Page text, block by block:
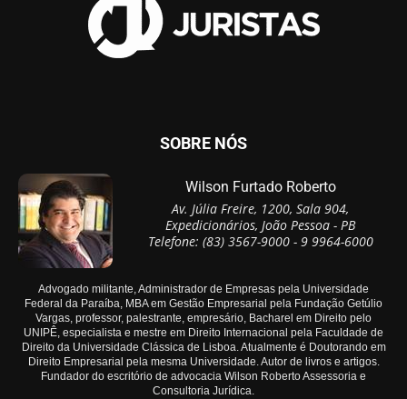
SOBRE NÓS
Wilson Furtado Roberto
Av. Júlia Freire, 1200, Sala 904,
Expedicionários, João Pessoa - PB
Telefone: (83) 3567-9000 - 9 9964-6000
Advogado militante, Administrador de Empresas pela Universidade
Federal da Paraíba, MBA em Gestão Empresarial pela Fundação Getúlio
Vargas, professor, palestrante, empresário, Bacharel em Direito pelo
UNIPÊ, especialista e mestre em Direito Internacional pela Faculdade de
Direito da Universidade Clássica de Lisboa. Atualmente é Doutorando em
Direito Empresarial pela mesma Universidade. Autor de livros e artigos.
Fundador do escritório de advocacia Wilson Roberto Assessoria e
Consultoria Jurídica.